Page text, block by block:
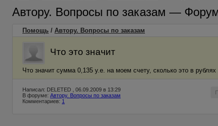
Автору. Вопросы по заказам —
Помощь / Автору. Вопросы по заказам
Что это значит
Что значит сумма 0,135 у.е. на моем счету, сколько это в
Написал: DELETED , 06.09.2009 в 13:29
В форуме: Автору. Вопросы по заказам
Комментариев: 1